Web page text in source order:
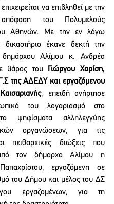
να επιβληθεί με την
απόφαση του Πολυμελούς
Αθηνών. Με την εν λόγω
έκανε δεκτή την
Αλίμου κ. Ανδρέα
βάρος του Γιώργου Χαρίση,
της ΑΔΕΔΥ και εργαζόμενου
, επειδή ανήρτησε
του λογαριασμό στο
ψηφίσματα αλληλεγγύης
οργανώσεων, για τις
πειθαρχικές διώξεις που
από τον δήμαρχο Αλίμου η
εργαζόμενη σε
του Δήμου και μέλος του ΔΣ
εργαζομένων, για τη